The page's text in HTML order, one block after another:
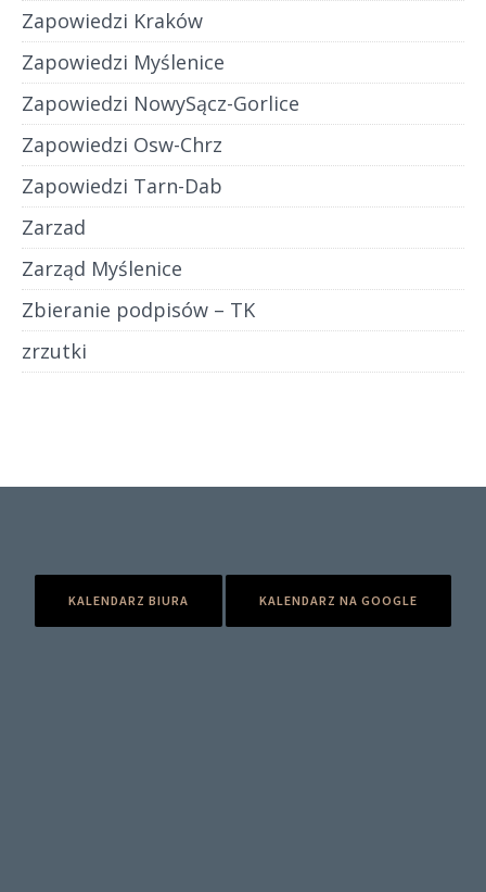
Zapowiedzi Kraków
Zapowiedzi Myślenice
Zapowiedzi NowySącz-Gorlice
Zapowiedzi Osw-Chrz
Zapowiedzi Tarn-Dab
Zarzad
Zarząd Myślenice
Zbieranie podpisów – TK
zrzutki
KALENDARZ BIURA KALENDARZ NA GOOGLE